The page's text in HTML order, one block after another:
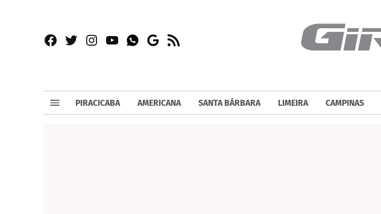
Facebook
TwitterInstagram
YouTubeWhatsapp
Google
RSS
PIRACICABA AMERICANA SANTA BÁRBARA LIMEIRA CAMPINAS